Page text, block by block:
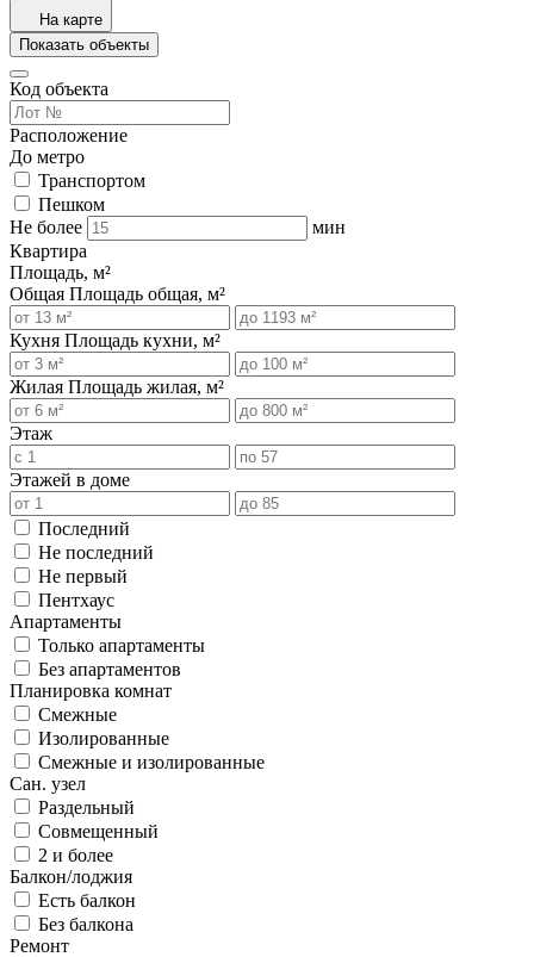
На карте
Показать объекты
Код объекта
Расположение
До метро
Транспортом
Пешком
Не более
мин
Квартира
Площадь, м²
Общая Площадь общая, м²
Кухня Площадь кухни, м²
Жилая Площадь жилая, м²
Этаж
Этажей в доме
Последний
Не последний
Не первый
Пентхаус
Апартаменты
Только апартаменты
Без апартаментов
Планировка комнат
Смежные
Изолированные
Смежные и изолированные
Сан. узел
Раздельный
Совмещенный
2 и более
Балкон/лоджия
Есть балкон
Без балкона
Ремонт